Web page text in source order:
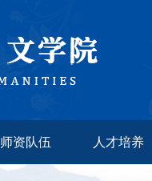
师资队伍 人才培养